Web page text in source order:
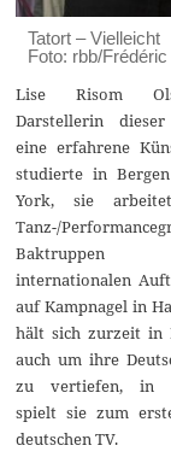
Tatort – Vielleicht
Foto: rbb/
Lise Risom
Darstellerin
eine erfahrene
studierte in
York, sie
Tanz-/
internationalen
auf Kampnagel in
hält sich zurzeit in
auch um ihre
zu vertiefen, in
spielt sie zum
deutschen TV.